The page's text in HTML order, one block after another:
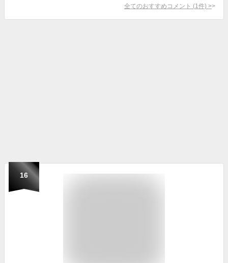
全てのおすすめコメント (1 件) >
16